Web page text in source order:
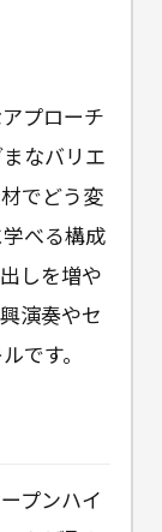
プローチ
なバリエ
でどう変
べる構成
しを増や
演奏やセ
です。
プンハイ